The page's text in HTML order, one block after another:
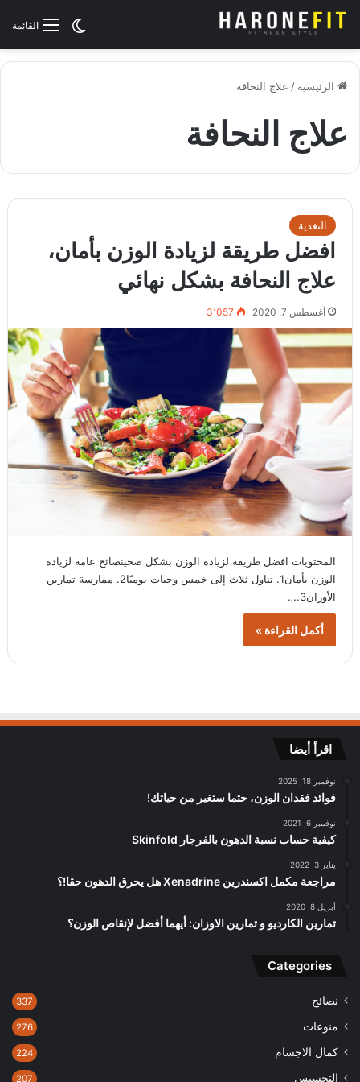
القائمةالوضع
الرئيسية / علاج النحافة
علاج النحافة
التغذية
افضل طريقة لزيادة الوزن بأمان،
علاج النحافة بشكل نهائي
أغسطس 7, 2020 3٬057
المحتويات افضل طريقة لزيادة الوزن بشكل صحينصائح عامة لزيادة
الوزن بأمان1. تناول ثلاث إلى خمس وجبات يوميًا2. ممارسة تمارين
الأوزان3.…
أكمل القراءة »
اقرأ أيضا
نوفمبر 18, 2025
فوائد فقدان الوزن، حتما ستغير من حياتك!
نوفمبر 6, 2021
كيفية حساب نسبة الدهون بالفرجار Skinfold
يناير 3, 2022
مراجعة مكمل اكسندرين Xenadrine هل يحرق الدهون حقا!؟
أبريل 8, 2020
تمارين الكارديو و تمارين الاوزان: أيهما أفضل لإنقاص الوزن؟
Categories
نصائح 337
منوعات 276
كمال الاجسام 224
التخسيس 207